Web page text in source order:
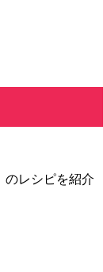
のレシピを紹介